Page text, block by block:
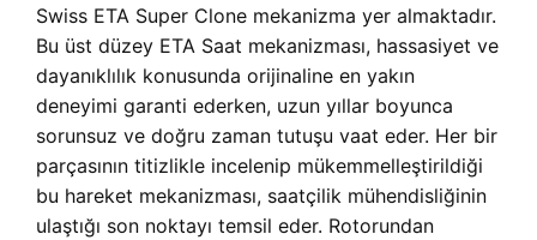
Swiss ETA Super Clone mekanizma yer almaktadır.
Bu üst düzey ETA Saat mekanizması, hassasiyet ve
dayanıklılık konusunda orijinaline en yakın
deneyimi garanti ederken, uzun yıllar boyunca
sorunsuz ve doğru zaman tutuşu vaat eder. Her bir
parçasının titizlikle incelenip mükemmelleştirildiği
bu hareket mekanizması, saatçilik mühendisliğinin
ulaştığı son noktayı temsil eder. Rotorundan